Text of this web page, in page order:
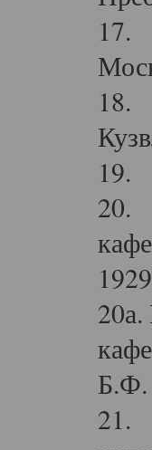
17.
18.
19.
20.
Б.Ф.
21.